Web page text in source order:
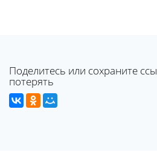
Поделитесь или сохраните
потерять